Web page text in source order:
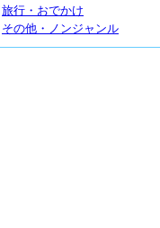
旅行・おでかけ
その他・ノンジャンル